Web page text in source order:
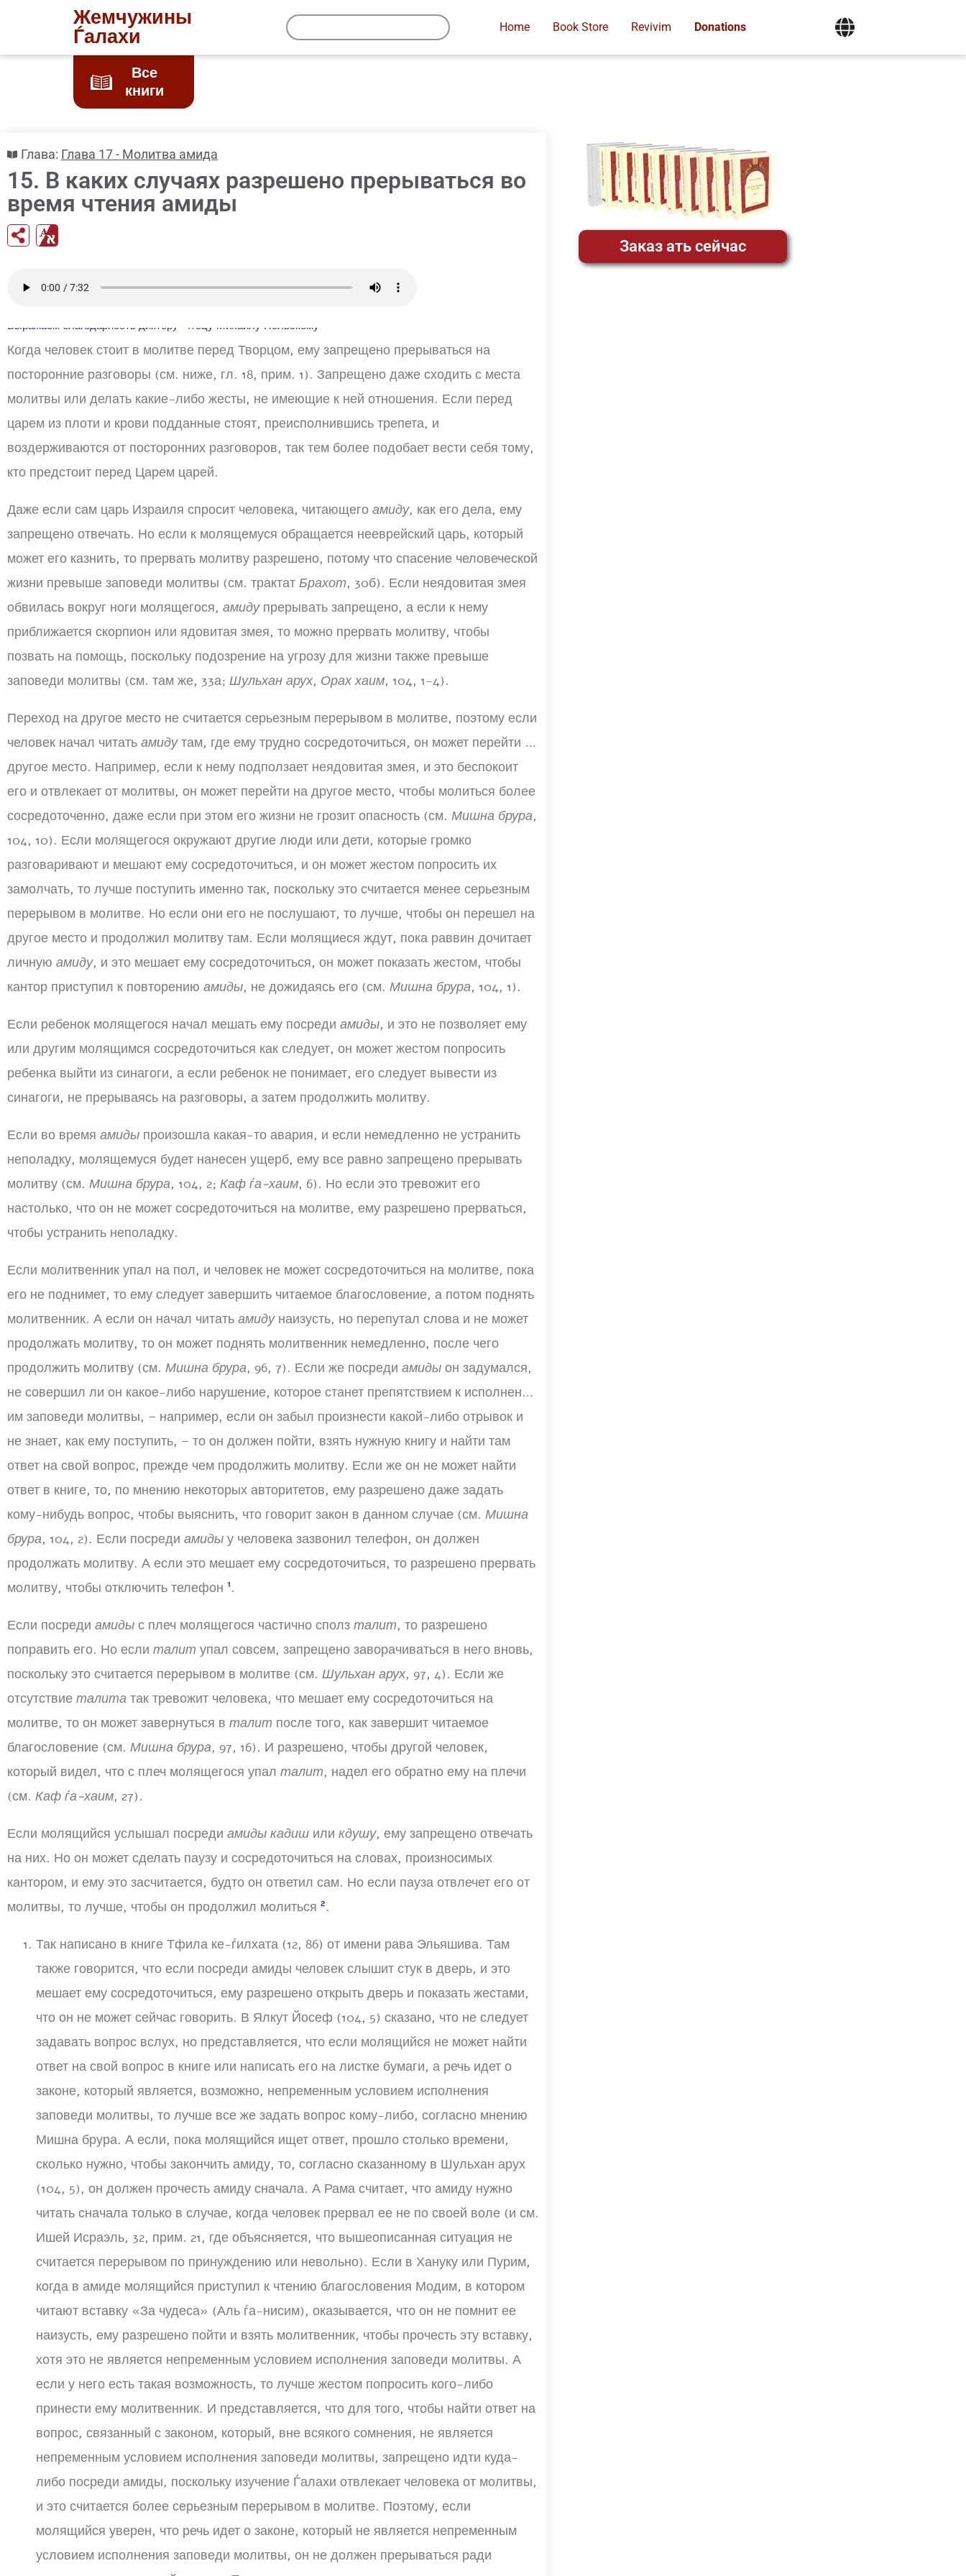
Жемчужины
Ѓалахи Home Book Store Revivim Donations
Все
книги
Глава: Глава 17 - Молитва амида
15. В каких случаях разрешено прерываться во
время чтения амиды
Выражаем благодарность диктору-чтецу Михаилу Польскому
Когда человек стоит в молитве перед Творцом, ему запрещено прерываться на
посторонние разговоры (см. ниже, гл. 18, прим. 1). Запрещено даже сходить с места
молитвы или делать какие-либо жесты, не имеющие к ней отношения. Если перед
царем из плоти и крови подданные стоят, преисполнившись трепета, и
воздерживаются от посторонних разговоров, так тем более подобает вести себя тому,
кто предстоит перед Царем царей.
Даже если сам царь Израиля спросит человека, читающего амиду, как его дела, ему
запрещено отвечать. Но если к молящемуся обращается нееврейский царь, который
может его казнить, то прервать молитву разрешено, потому что спасение человеческой
жизни превыше заповеди молитвы (см. трактат Брахот, 30б). Если неядовитая змея
обвилась вокруг ноги молящегося, амидупрерывать запрещено, а если к нему
приближается скорпион или ядовитая змея, то можно прервать молитву, чтобы
позвать на помощь, поскольку подозрение на угрозу для жизни также превыше
заповеди молитвы (см. там же, 33а; Шульхан арух, Орах хаим, 104, 1-4).
Переход на другое место не считается серьезным перерывом в молитве, поэтому если
человек начал читать амидутам, где ему трудно сосредоточиться, он может перейти на
другое место. Например, если к нему подползает неядовитая змея, и это беспокоит
его и отвлекает от молитвы, он может перейти на другое место, чтобы молиться более
сосредоточенно, даже если при этом его жизни не грозит опасность (см. Мишна брура,
104, 10). Если молящегося окружают другие люди или дети, которые громко
разговаривают и мешают ему сосредоточиться, и он может жестом попросить их
замолчать, то лучше поступить именно так, поскольку это считается менее серьезным
перерывом в молитве. Но если они его не послушают, то лучше, чтобы он перешел на
другое место и продолжил молитву там. Если молящиеся ждут, пока раввин дочитает
личную амиду, и это мешает ему сосредоточиться, он может показать жестом, чтобы
кантор приступил к повторению амиды, не дожидаясь его (см. Мишна брура, 104, 1).
Если ребенок молящегося начал мешать ему посреди амиды, и это не позволяет ему
или другим молящимся сосредоточиться как следует, он может жестом попросить
ребенка выйти из синагоги, а если ребенок не понимает, его следует вывести из
синагоги, не прерываясь на разговоры, а затем продолжить молитву.
Если во время амиды произошла какая-то авария, и если немедленно не устранить
неполадку, молящемуся будет нанесен ущерб, ему все равно запрещено прерывать
молитву (см. Мишна брура, 104, 2; Каф ѓа-хаим, 6). Но если это тревожит его
настолько, что он не может сосредоточиться на молитве, ему разрешено прерваться,
чтобы устранить неполадку.
Если молитвенник упал на пол, и человек не может сосредоточиться на молитве, пока
его не поднимет, то ему следует завершить читаемое благословение, а потом поднять
молитвенник. А если он начал читать амидунаизусть, но перепутал слова и не может
продолжать молитву, то он может поднять молитвенник немедленно, после чего
продолжить молитву (см. Мишна брура, 96, 7). Если же посреди амиды он задумался,
не совершил ли он какое-либо нарушение, которое станет препятствием к исполнению
им заповеди молитвы, – например, если он забыл произнести какой-либо отрывок и
не знает, как ему поступить, – то он должен пойти, взять нужную книгу и найти там
ответ на свой вопрос, прежде чем продолжить молитву. Если же он не может найти
ответ в книге, то, по мнению некоторых авторитетов, ему разрешено даже задать
кому-нибудь вопрос, чтобы выяснить, что говорит закон в данном случае (см. Мишна
брура, 104, 2). Если посреди амиды у человека зазвонил телефон, он должен
продолжать молитву. А если это мешает ему сосредоточиться, то разрешено прервать
молитву, чтобы отключить телефон 1.
Если посреди амиды с плеч молящегося частично сполз талит, то разрешено
поправить его. Но если талит упал совсем, запрещено заворачиваться в него вновь,
поскольку это считается перерывом в молитве (см. Шульхан арух, 97, 4). Если же
отсутствие талита так тревожит человека, что мешает ему сосредоточиться на
молитве, то он может завернуться в талит после того, как завершит читаемое
благословение (см. Мишна брура, 97, 16). И разрешено, чтобы другой человек,
который видел, что с плеч молящегося упал талит, надел его обратно ему на плечи
(см. Каф ѓа-хаим, 27).
Если молящийся услышал посреди амиды кадиш или кдушу, ему запрещено отвечать
на них. Но он может сделать паузу и сосредоточиться на словах, произносимых
кантором, и ему это засчитается, будто он ответил сам. Но если пауза отвлечет его от
молитвы, то лучше, чтобы он продолжил молиться 2.
Так написано в книге Тфила ке-ѓилхата (12, 86) от имени рава Эльяшива. Там
также говорится, что если посреди амиды человек слышит стук в дверь, и это
мешает ему сосредоточиться, ему разрешено открыть дверь и показать жестами,
что он не может сейчас говорить. В Ялкут Йосеф (104, 5) сказано, что не следует
задавать вопрос вслух, но представляется, что если молящийся не может найти
ответ на свой вопрос в книге или написать его на листке бумаги, а речь идет о
законе, который является, возможно, непременным условием исполнения
заповеди молитвы, то лучше все же задать вопрос кому-либо, согласно мнению
Мишна брура. А если, пока молящийся ищет ответ, прошло столько времени,
сколько нужно, чтобы закончить амиду, то, согласно сказанному в Шульхан арух
(104, 5), он должен прочесть амиду сначала. А Рама считает, что амиду нужно
читать сначала только в случае, когда человек прервал ее не по своей воле (и см.
Ишей Исраэль, 32, прим. 21, где объясняется, что вышеописанная ситуация не
считается перерывом по принуждению или невольно). Если в Хануку или Пурим,
когда в амиде молящийся приступил к чтению благословения Модим, в котором
читают вставку «За чудеса» (Аль ѓа-нисим), оказывается, что он не помнит ее
наизусть, ему разрешено пойти и взять молитвенник, чтобы прочесть эту вставку,
хотя это не является непременным условием исполнения заповеди молитвы. А
если у него есть такая возможность, то лучше жестом попросить кого-либо
принести ему молитвенник. И представляется, что для того, чтобы найти ответ на
вопрос, связанный с законом, который, вне всякого сомнения, не является
непременным условием исполнения заповеди молитвы, запрещено идти куда-
либо посреди амиды, поскольку изучение Ѓалахи отвлекает человека от молитвы,
и это считается более серьезным перерывом в молитве. Поэтому, если
молящийся уверен, что речь идет о законе, который не является непременным
условием исполнения заповеди молитвы, он не должен прерываться ради
Заказ ать сейчас